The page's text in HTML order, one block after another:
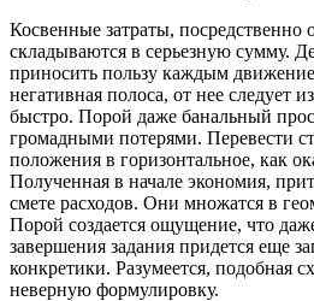
Косвенные затраты, посредственно
складываются в серьезную сумму.
приносить пользу каждым
негативная полоса, от нее следует
быстро. Порой даже банальный
громадными потерями. Перевести
положения в горизонтальное, как
Полученная в начале экономия,
смете расходов. Они множатся в
Порой создается ощущение, что
завершения задания придется еще
конкретики. Разумеется, подобная
неверную формулировку.